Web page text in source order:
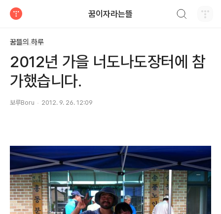
꿈이자라는뜰
꿈뜰의 하루
2012년 가을 너도나도장터에 참
가했습니다.
보루Boru 2012. 9. 26. 12:09